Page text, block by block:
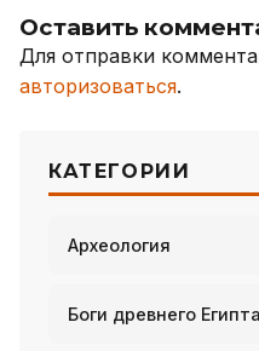
Оставить
Для отправки
авторизоваться.
КАТЕГОРИИ
Археология
Боги древнего Египта